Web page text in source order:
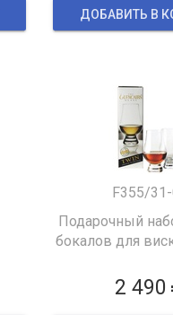
ДОБАВИТЬ В
F355/
Подарочный
бокалов для
2 490